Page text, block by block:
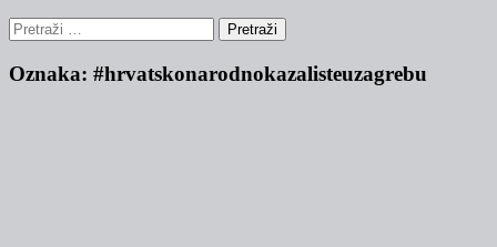
Pretraži:
Oznaka: #hrvatskonarodnokazalisteuzagrebu